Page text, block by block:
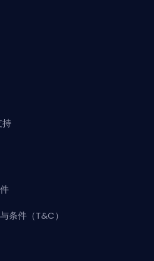
持
条件（T&C）